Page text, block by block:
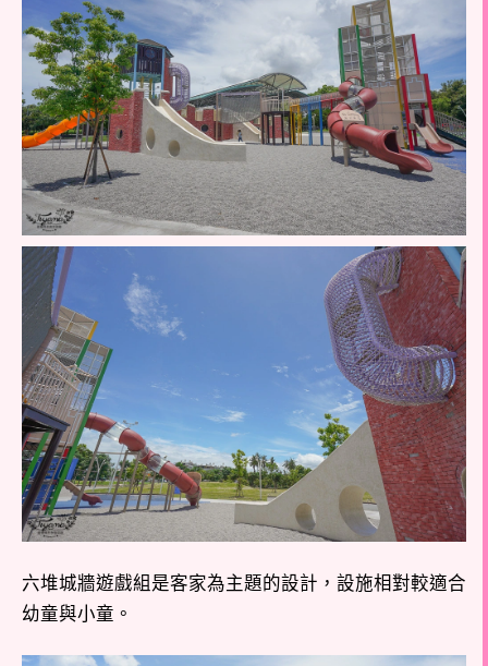
六堆城牆遊戲組是客家為主題的設計，設施相對較適合
幼童與小童。